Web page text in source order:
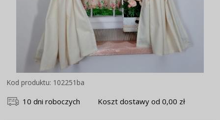
Kod produktu: 102251ba
10 dni roboczych Koszt dostawy od 0,00 zł